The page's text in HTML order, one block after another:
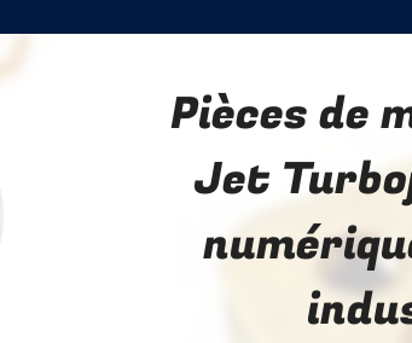
Pièces de
Jet